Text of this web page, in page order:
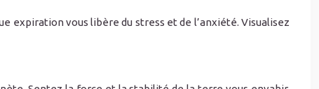
expiration vous libère du stress et de l’anxiété. Visualisez